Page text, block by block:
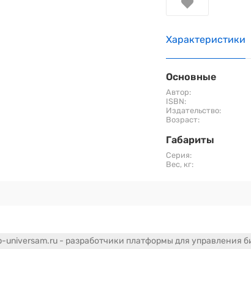
Характеристики
Основные
Автор:
ISBN:
Издательство:
Возраст:
Габариты
Серия:
Вес, кг:
universam.ru - разработчики платформы для управления